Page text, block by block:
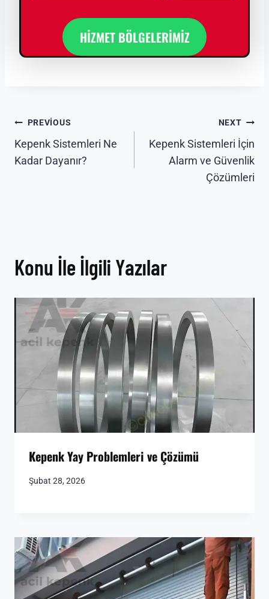
HİZMET BÖLGELERİMİZ
Yazı
gezinmesi
PREVIOUS
Kepenk Sistemleri Ne
Kadar Dayanır?
NEXT
Kepenk Sistemleri İçin
Alarm ve Güvenlik
Çözümleri
Konu İle İlgili Yazılar
Kepenk Yay Problemleri ve Çözümü
Şubat 28, 2026